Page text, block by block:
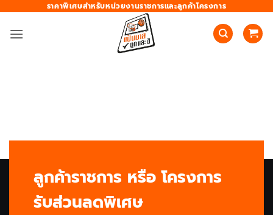
ยัง
ราคาพิเศษสำหรับหน่วยงานราชการและลูกค้าโครงการ
ลูกค้าราชการ หรือ โครงการ
รับส่วนลดพิเศษ